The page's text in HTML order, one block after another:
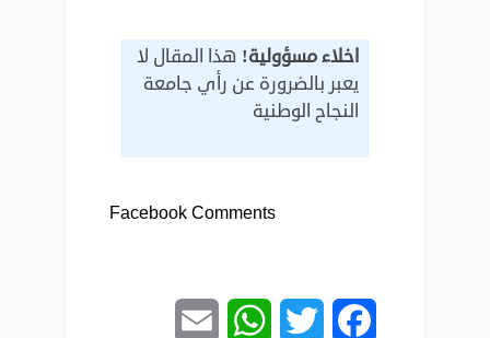
اخلاء مسؤولية! هذا المقال لا
يعبر بالضرورة عن رأي جامعة
النجاح الوطنية
Facebook Comments
Facebook
Twitter
WhatsApp